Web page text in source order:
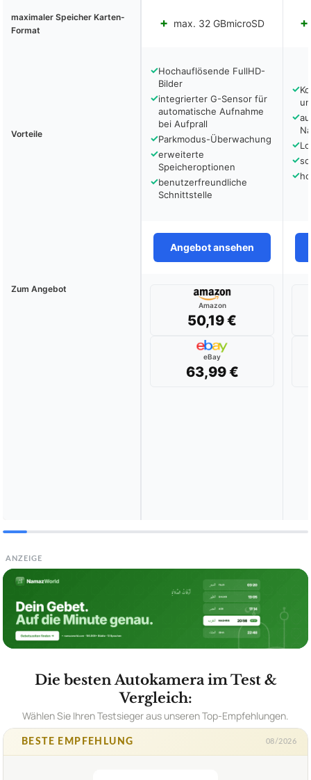
maximaler Speicher Karten-
Format
max. 32 GBmicroSD
Vorteile
✓Hochauflösende FullHD-
Bilder
✓integrierter G-Sensor für
automatische Aufnahme
bei Aufprall
✓Parkmodus-Überwachung
✓erweiterte
Speicheroptionen
✓benutzerfreundliche
Schnittstelle
✓
✓
✓
✓
✓
Angebot ansehen
Zum Angebot
Amazon
50,19 €
eBay
63,99 €
ANZEIGE
Die besten Autokamera im Test &
Vergleich:
Wählen Sie Ihren Testsieger aus unseren Top-Empfehlungen.
BESTE EMPFEHLUNG 08/2026